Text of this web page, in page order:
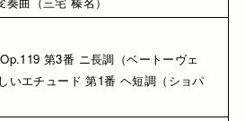
第3番 ニ長調（ベートーヴェ
いエチュード 第1番 ヘ短調（ショパ